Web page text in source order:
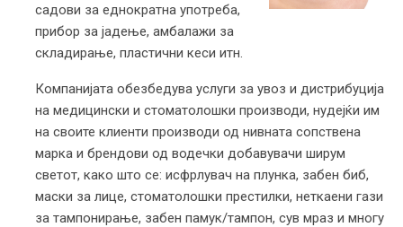
садови за еднократна употреба,
прибор за јадење, амбалажи за
складирање, пластични кеси итн.
Компанијата обезбедува услуги за увоз и дистрибуција
на медицински и стоматолошки производи, нудејќи им
на своите клиенти производи од нивната сопствена
марка и брендови од водечки добавувачи ширум
светот, како што се: исфрлувач на плунка, забен биб,
маски за лице, стоматолошки престилки, неткаени гази
за тампонирање, забен памук/тампон, сув мраз и многу